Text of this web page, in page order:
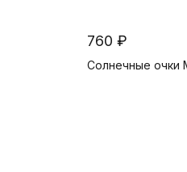
760 ₽
Солнечные очки